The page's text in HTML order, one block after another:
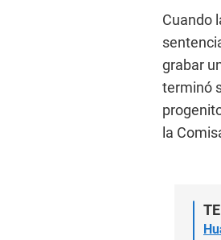
Cuando
grabar
terminó
la